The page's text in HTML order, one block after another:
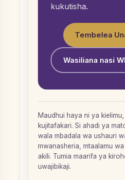
kukutisha.
Tembelea
Wasiliana nasi
Maudhui haya ni ya
kujitafakari. Si ahadi ya
wala mbadala wa ushauri
mwanasheria, mtaalamu
akili. Tumia maarifa ya
uwajibikaji.